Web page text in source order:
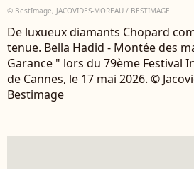
© BestImage, JACOVIDES-MOREAU / BESTIMAGE
De luxueux diamants Chopard
tenue. Bella Hadid - Montée des
Garance " lors du 79ème Festival
de Cannes, le 17 mai 2026. ©
Bestimage